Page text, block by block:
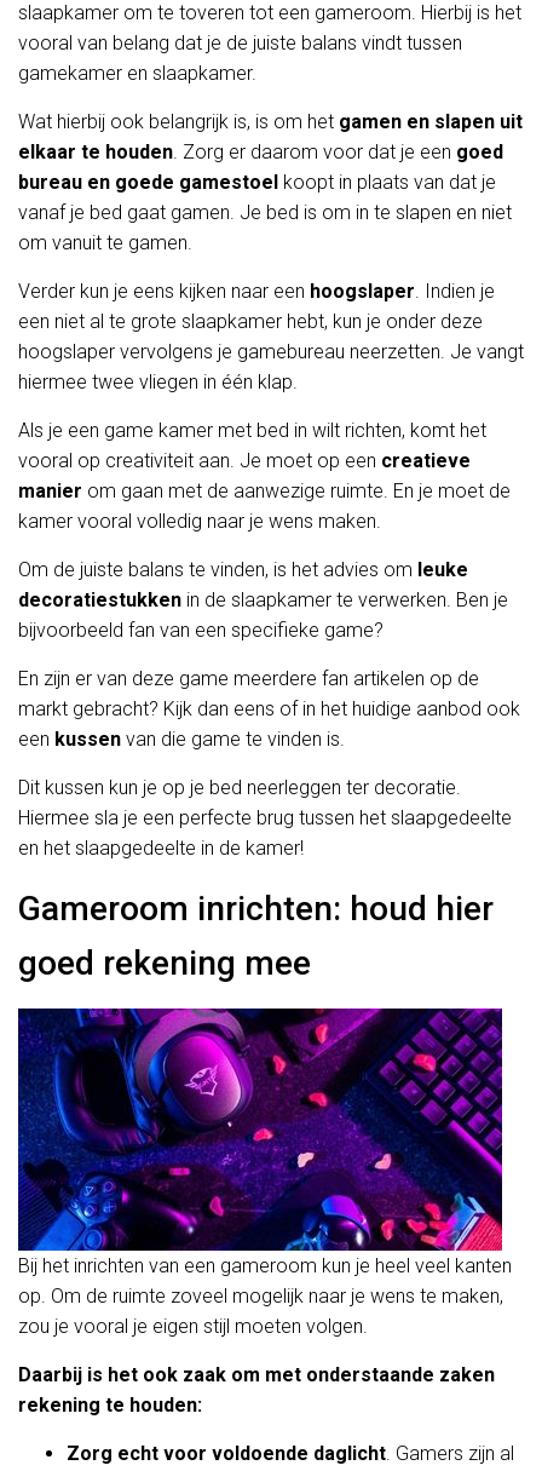
slaapkamer om te toveren tot een gameroom. Hierbij is het
vooral van belang dat je de juiste balans vindt tussen
gamekamer en slaapkamer.
Wat hierbij ook belangrijk is, is om het gamen en slapen uit
elkaar te houden. Zorg er daarom voor dat je een goed
bureau en goede gamestoel koopt in plaats van dat je
vanaf je bed gaat gamen. Je bed is om in te slapen en niet
om vanuit te gamen.
Verder kun je eens kijken naar een hoogslaper. Indien je
een niet al te grote slaapkamer hebt, kun je onder deze
hoogslaper vervolgens je gamebureau neerzetten. Je vangt
hiermee twee vliegen in één klap.
Als je een game kamer met bed in wilt richten, komt het
vooral op creativiteit aan. Je moet op een creatieve
manier om gaan met de aanwezige ruimte. En je moet de
kamer vooral volledig naar je wens maken.
Om de juiste balans te vinden, is het advies om leuke
decoratiestukken in de slaapkamer te verwerken. Ben je
bijvoorbeeld fan van een specifieke game?
En zijn er van deze game meerdere fan artikelen op de
markt gebracht? Kijk dan eens of in het huidige aanbod ook
een kussen van die game te vinden is.
Dit kussen kun je op je bed neerleggen ter decoratie.
Hiermee sla je een perfecte brug tussen het slaapgedeelte
en het slaapgedeelte in de kamer!
Gameroom inrichten: houd hier
goed rekening mee
Bij het inrichten van een gameroom kun je heel veel kanten
op. Om de ruimte zoveel mogelijk naar je wens te maken,
zou je vooral je eigen stijl moeten volgen.
Daarbij is het ook zaak om met onderstaande zaken
rekening te houden:
Zorg echt voor voldoende daglicht. Gamers zijn al